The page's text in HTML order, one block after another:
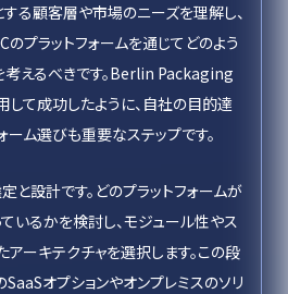
する顧客層や市場のニーズを理解し、
プラットフォームを通じてどのよう
えるべきです。Berlin Packaging
て成功したように、自社の目的達
ーム選びも重要なステップです。
と設計です。どのプラットフォームが
いるかを検討し、モジュール性やス
アーキテクチャを選択します。この段
SaaSオプションやオンプレミスのソリ